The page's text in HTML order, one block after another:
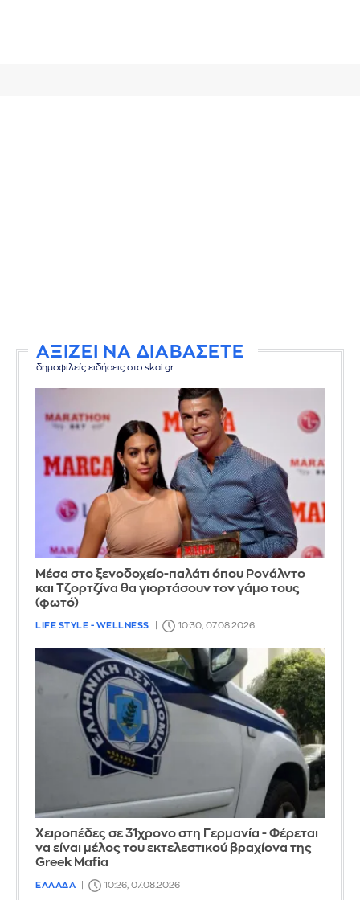
ΑΞΙΖΕΙ ΝΑ ΔΙΑΒΑΣΕΤΕ
δημοφιλείς ειδήσεις στο skai.gr
Μέσα στο ξενοδοχείο-παλάτι όπου Ρονάλντο
και Τζορτζίνα θα γιορτάσουν τον γάμο τους
(φωτό)
LIFE STYLE - WELLNESS 10:30, 07.08.2026
Χειροπέδες σε 31χρονο στη Γερμανία - Φέρεται
να είναι μέλος του εκτελεστικού βραχίονα της
Greek Mafia
ΕΛΛΑΔΑ 10:26, 07.08.2026